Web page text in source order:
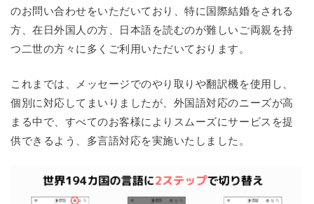
のお問い合わせをいただいており、特に国際結婚をされる
方、在日外国人の方、日本語を読むのが難しいご両親を持
つ二世の方々に多くご利用いただいております。
これまでは、メッセージでのやり取りや翻訳機を使用し、
個別に対応してまいりましたが、外国語対応のニーズが高
まる中で、すべてのお客様によりスムーズにサービスを提
供できるよう、多言語対応を実施いたしました。